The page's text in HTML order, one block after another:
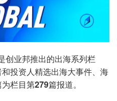
创业邦推出的出海系列栏
投资人精选出海大事件、海
栏目第279篇报道。